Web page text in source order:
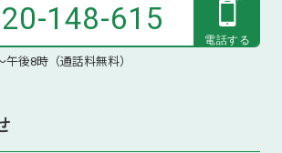
148-615
後8時（通話料無料）